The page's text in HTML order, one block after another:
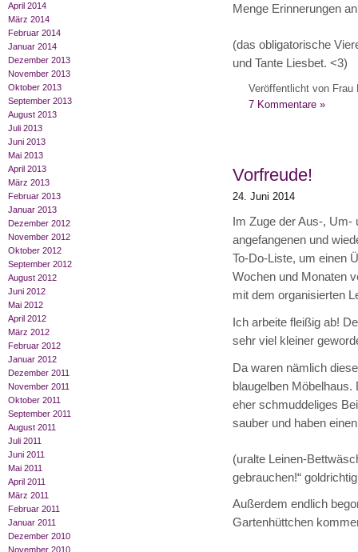
April 2014
März 2014
Februar 2014
Januar 2014
Dezember 2013
November 2013
Oktober 2013
September 2013
August 2013
Juli 2013
Juni 2013
Mai 2013
April 2013
März 2013
Februar 2013
Januar 2013
Dezember 2012
November 2012
Oktober 2012
September 2012
August 2012
Juni 2012
Mai 2012
April 2012
März 2012
Februar 2012
Januar 2012
Dezember 2011
November 2011
Oktober 2011
September 2011
August 2011
Juli 2011
Juni 2011
Mai 2011
April 2011
März 2011
Februar 2011
Januar 2011
Dezember 2010
November 2010
Menge Erinnerungen
(das obligatorische
und Tante Liesbet. <3)
Veröffentlicht von Frau
7 Kommentare »
Vorfreude!
24. Juni 2014
Im Zuge der Aus-,
angefangenen und
To-Do-Liste, um einen
Wochen und Monaten
mit dem organisierten
Ich arbeite fleißig ab!
sehr viel kleiner
Da waren nämlich
blaugelben
eher schmuddeliges
sauber und haben
(uralte Leinen-
gebrauchen!“
Außerdem endlich
Gartenhüttchen